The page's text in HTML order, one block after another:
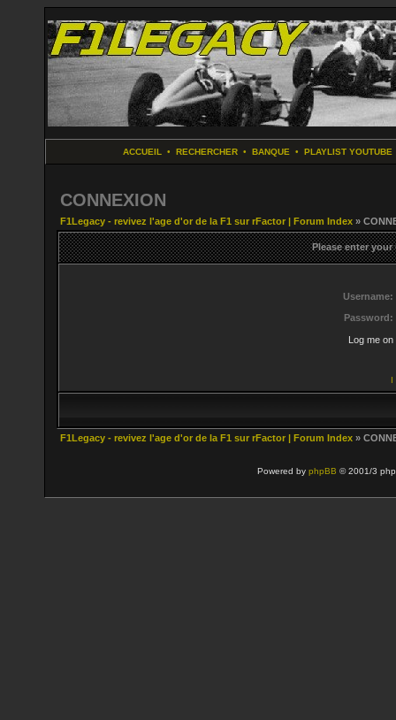
ACCUEIL • RECHERCHER• BANQUE • PLAYLIST YOUTUBE
CONNEXION
F1Legacy - revivez l'age d'or de la F1 sur rFactor | Forum Index »
Please enter
Username:
Password:
Log me
I
F1Legacy - revivez l'age d'or de la F1 sur rFactor | Forum Index »
Powered by phpBB © 2001/3